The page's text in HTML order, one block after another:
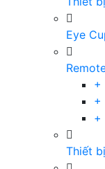
Eye
+
+
+
Thiết